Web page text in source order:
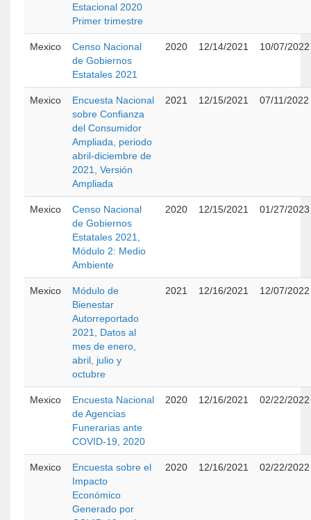
Estacional 2020
Primer trimestre
Mexico
Censo Nacional
de Gobiernos
Estatales 2021
2020 12/14/2021 10/07/2022
Mexico
Encuesta Nacional
sobre Confianza
del Consumidor
Ampliada, periodo
abril-diciembre de
2021, Versión
Ampliada
2021 12/15/2021 07/11/2022
Mexico
Censo Nacional
de Gobiernos
Estatales 2021,
Módulo 2: Medio
Ambiente
2020 12/15/2021 01/27/2023
Mexico
Módulo de
Bienestar
Autorreportado
2021, Datos al
mes de enero,
abril, julio y
octubre
2021 12/16/2021 12/07/2022
Mexico
Encuesta Nacional
de Agencias
Funerarias ante
COVID-19, 2020
2020 12/16/2021 02/22/2022
Mexico
Encuesta sobre el
Impacto
Económico
Generado por
2020 12/16/2021 02/22/2022